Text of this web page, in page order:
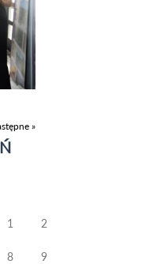
»
1 2
8 9